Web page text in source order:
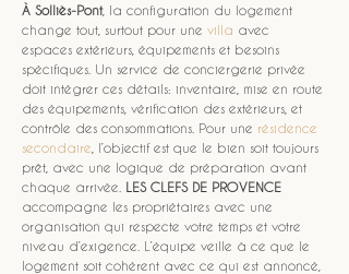
À Solliès-Pont, la configuration du logement
change tout, surtout pour une villa avec
espaces extérieurs, équipements et besoins
spécifiques. Un service de conciergerie privée
doit intégrer ces détails: inventaire, mise en route
des équipements, vérification des extérieurs, et
contrôle des consommations. Pour une résidence
secondaire , l’objectif est que le bien soit toujours
prêt, avec une logique de préparation avant
chaque arrivée. LES CLEFS DE PROVENCE
accompagne les propriétaires avec une
organisation qui respecte votre temps et votre
niveau d’exigence. L’équipe veille à ce que le
logement soit cohérent avec ce qui est annoncé,